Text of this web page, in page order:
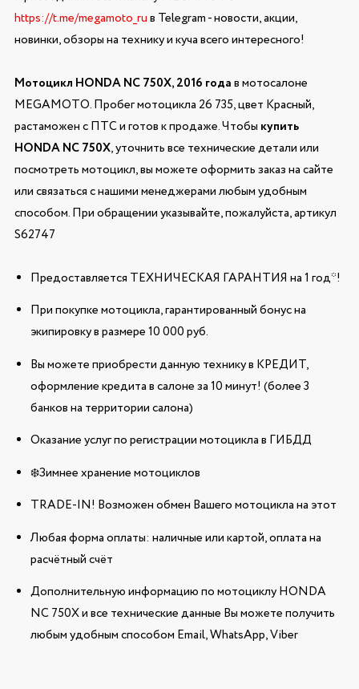
https://t.me/megamoto_ruв Telegram - новости, акции,
новинки, обзоры на технику и куча всего интересного!
Мотоцикл HONDA NC 750X, 2016 годав мотосалоне
MEGAMOTO. Пробег мотоцикла 26 735, цвет Красный,
растаможен с ПТС и готов к продаже. Чтобы купить
HONDA NC 750X, уточнить все технические детали или
посмотреть мотоцикл, вы можете оформить заказ на сайте
или связаться с нашими менеджерами любым удобным
способом. При обращении указывайте, пожалуйста, артикул
S62747
Предоставляется ТЕХНИЧЕСКАЯ ГАРАНТИЯ на 1 год*!
При покупке мотоцикла, гарантированный бонус на
экипировку в размере 10 000 руб.
Вы можете приобрести данную технику в КРЕДИТ,
оформление кредита в салоне за 10 минут! (более 3
банков на территории салона)
Оказание услуг по регистрации мотоцикла в ГИБДД
❄️Зимнее хранение мотоциклов
TRADE-IN! Возможен обмен Вашего мотоцикла на этот
Любая форма оплаты: наличные или картой, оплата на
расчётный счёт
Дополнительную информацию по мотоциклу HONDA
NC 750X и все технические данные Вы можете получить
любым удобным способом Email, WhatsApp, Viber